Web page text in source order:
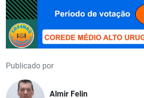
Publicado por
Almir Felin